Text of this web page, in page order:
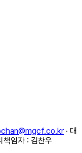
· 대
임자 : 김찬우